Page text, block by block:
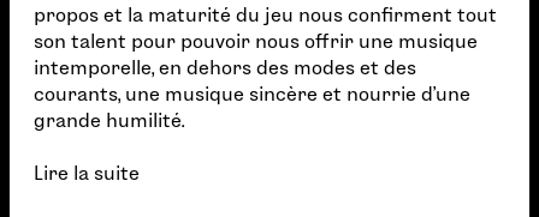
propos et la maturité du jeu nous confirment tout
son talent pour pouvoir nous offrir une musique
intemporelle, en dehors des modes et des
courants, une musique sincère et nourrie d'une
grande humilité.
Lire la suite